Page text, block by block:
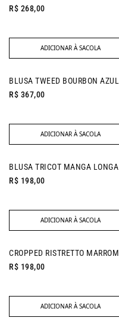
R$ 268,00
ADICIONAR À SACOLA
R$ 367,00
ADICIONAR À SACOLA
R$ 198,00
ADICIONAR À SACOLA
CROPPED RISTRETTO MARROM
R$ 198,00
ADICIONAR À SACOLA